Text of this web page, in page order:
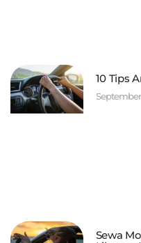
10 Tips
Sewa